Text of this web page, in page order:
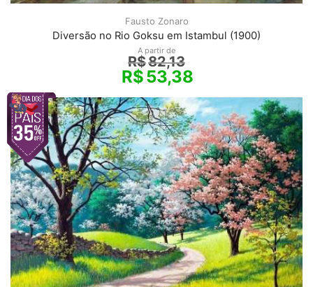
Fausto Zonaro
Diversão no Rio Goksu em Istambul (1900)
A partir de
R$82,13
R$53,38